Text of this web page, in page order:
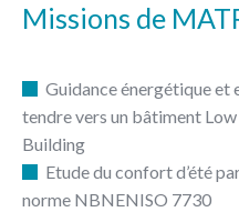
Missions de
Guidance énergétique et
tendre vers un bâtiment
Building
Etude du confort d’été
norme NBNENISO 7730